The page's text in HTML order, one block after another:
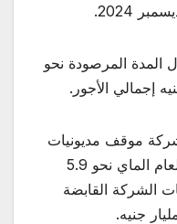
2024.
المدة المرصودة نحو
موقف مديونيات
كبار الموردين التي بلغت بنهاية العام الماي نحو 5.9
الشركة القابضة